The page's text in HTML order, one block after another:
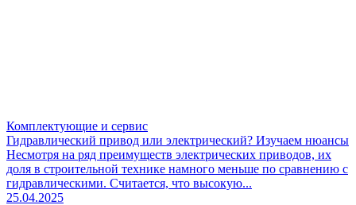
Комплектующие и сервис
Гидравлический привод или электрический? Изучаем нюансы
Несмотря на ряд преимуществ электрических приводов, их
доля в строительной технике намного меньше по сравнению с
гидравлическими. Считается, что высокую...
25.04.2025